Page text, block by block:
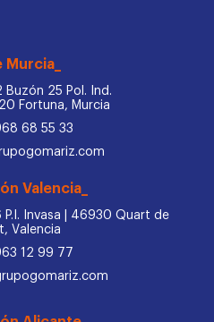
Murcia_
Buzón 25 Pol. Ind.
Fortuna, Murcia
68 55 33
Valencia_
Invasa | 46930 Quart de
Valencia
12 99 77